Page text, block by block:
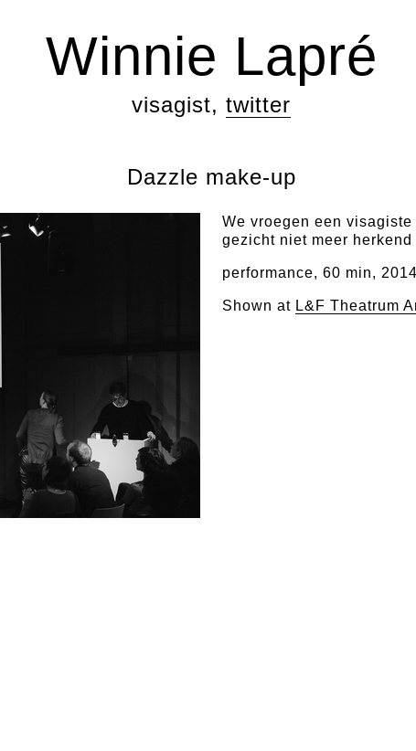
Winnie Lapré
visagist, twitter
Dazzle make-up
We vroegen een
gezicht niet meer
performance, 60 min,
Shown at L&F Theatrum